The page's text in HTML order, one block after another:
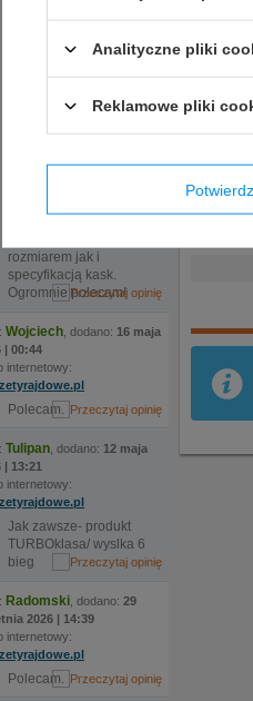
zamówiliśmy kask w
dwóch rozmiarach, ale
zauważyła że certyfikat
kasku jaki nas
zmiany modelu, po
rozmiarem jak i
specyfikacją kask.
Ogromnie polecam!
Wojciech , dodano: 16 maja
| 00:44
internetowy:
Polecam.
Tulipan , dodano: 12 maja
| 13:21
internetowy:
Jak zawsze- produkt
TURBOklasa/ wyslka 6
bieg
Radomski , dodano: 29
2026 | 14:39
internetowy:
Polecam.
Czapka
Analityczne pliki
Reklamowe pliki